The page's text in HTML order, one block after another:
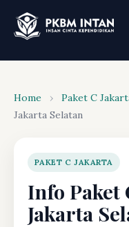
Home › Paket C
Jakarta Selatan
PAKET C JAKARTA
Info Paket
Jakarta